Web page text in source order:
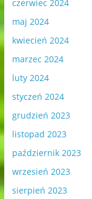
czerwiec 2024
maj 2024
kwiecień 2024
marzec 2024
luty 2024
styczeń 2024
grudzień 2023
listopad 2023
październik 2023
wrzesień 2023
sierpień 2023